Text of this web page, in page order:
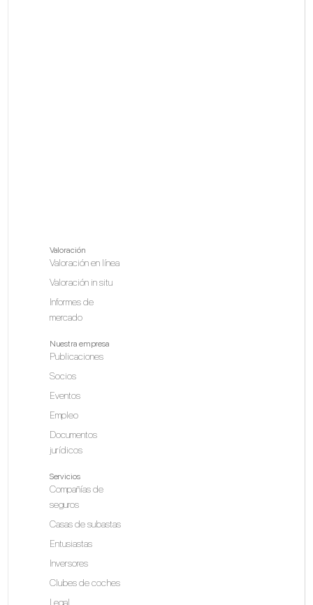
Valoración
Valoración en línea
Valoración in situ
Informes de
mercado
Nuestra empresa
Publicaciones
Socios
Eventos
Empleo
Documentos
jurídicos
Servicios
Compañías de
seguros
Casas de subastas
Entusiastas
Inversores
Clubes de coches
Legal